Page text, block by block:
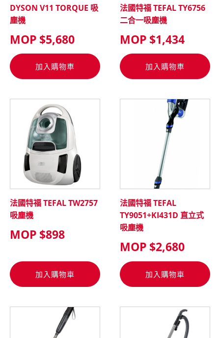
DYSON V11 TORQUE 吸
塵機
MOP $5,680
加入購物車
法國特福 TEFAL TY6756
二合一吸塵機
MOP $1,434
加入購物車
法國特福 TEFAL TW2757
吸塵機
MOP $898
加入購物車
法國特福 TEFAL
TY9051+KI431D 直立式
吸塵機
MOP $2,680
加入購物車